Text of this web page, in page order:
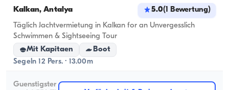
Kalkan, Antalya 5.0(1 Bewertung)
Täglich Jachtvermietung in Kalkan for an Unvergesslich
Schwimmen & Sightseeing Tour
Mit Kapitaen
Boot
Segeln 12 Pers. · 13.00m
Guenstigster